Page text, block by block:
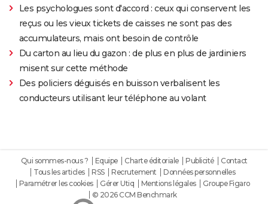
Les psychologues sont d'accord : ceux qui conservent les
reçus ou les vieux tickets de caisses ne sont pas des
accumulateurs, mais ont besoin de contrôle
Du carton au lieu du gazon : de plus en plus de jardiniers
misent sur cette méthode
Des policiers déguisés en buisson verbalisent les
conducteurs utilisant leur téléphone au volant
Qui sommes-nous ? Equipe Charte éditoriale Publicité
Contact
Tous les articles
RSS Recrutement
Données personnelles
Paramétrer les cookies
Gérer Utiq Mentions légales
Groupe Figaro
© 2026 CCM Benchmark